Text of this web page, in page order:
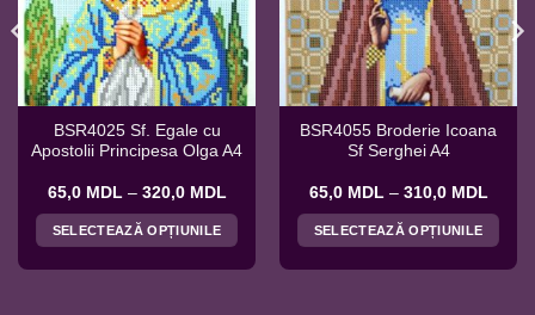
BSR4025 Sf. Egale cu
Apostolii Principesa Olga A4
65,0 MDL – 320,0 MDLInterval
prețuri:
65,0 MDL
la
SELECTEAZĂ OPȚIUNILE
BSR4055 Broderie Icoana
Sf Serghei A4
65,0 MDL – 310,0 MDL
65,0
la
SELECTEAZĂ OPȚIUNILE